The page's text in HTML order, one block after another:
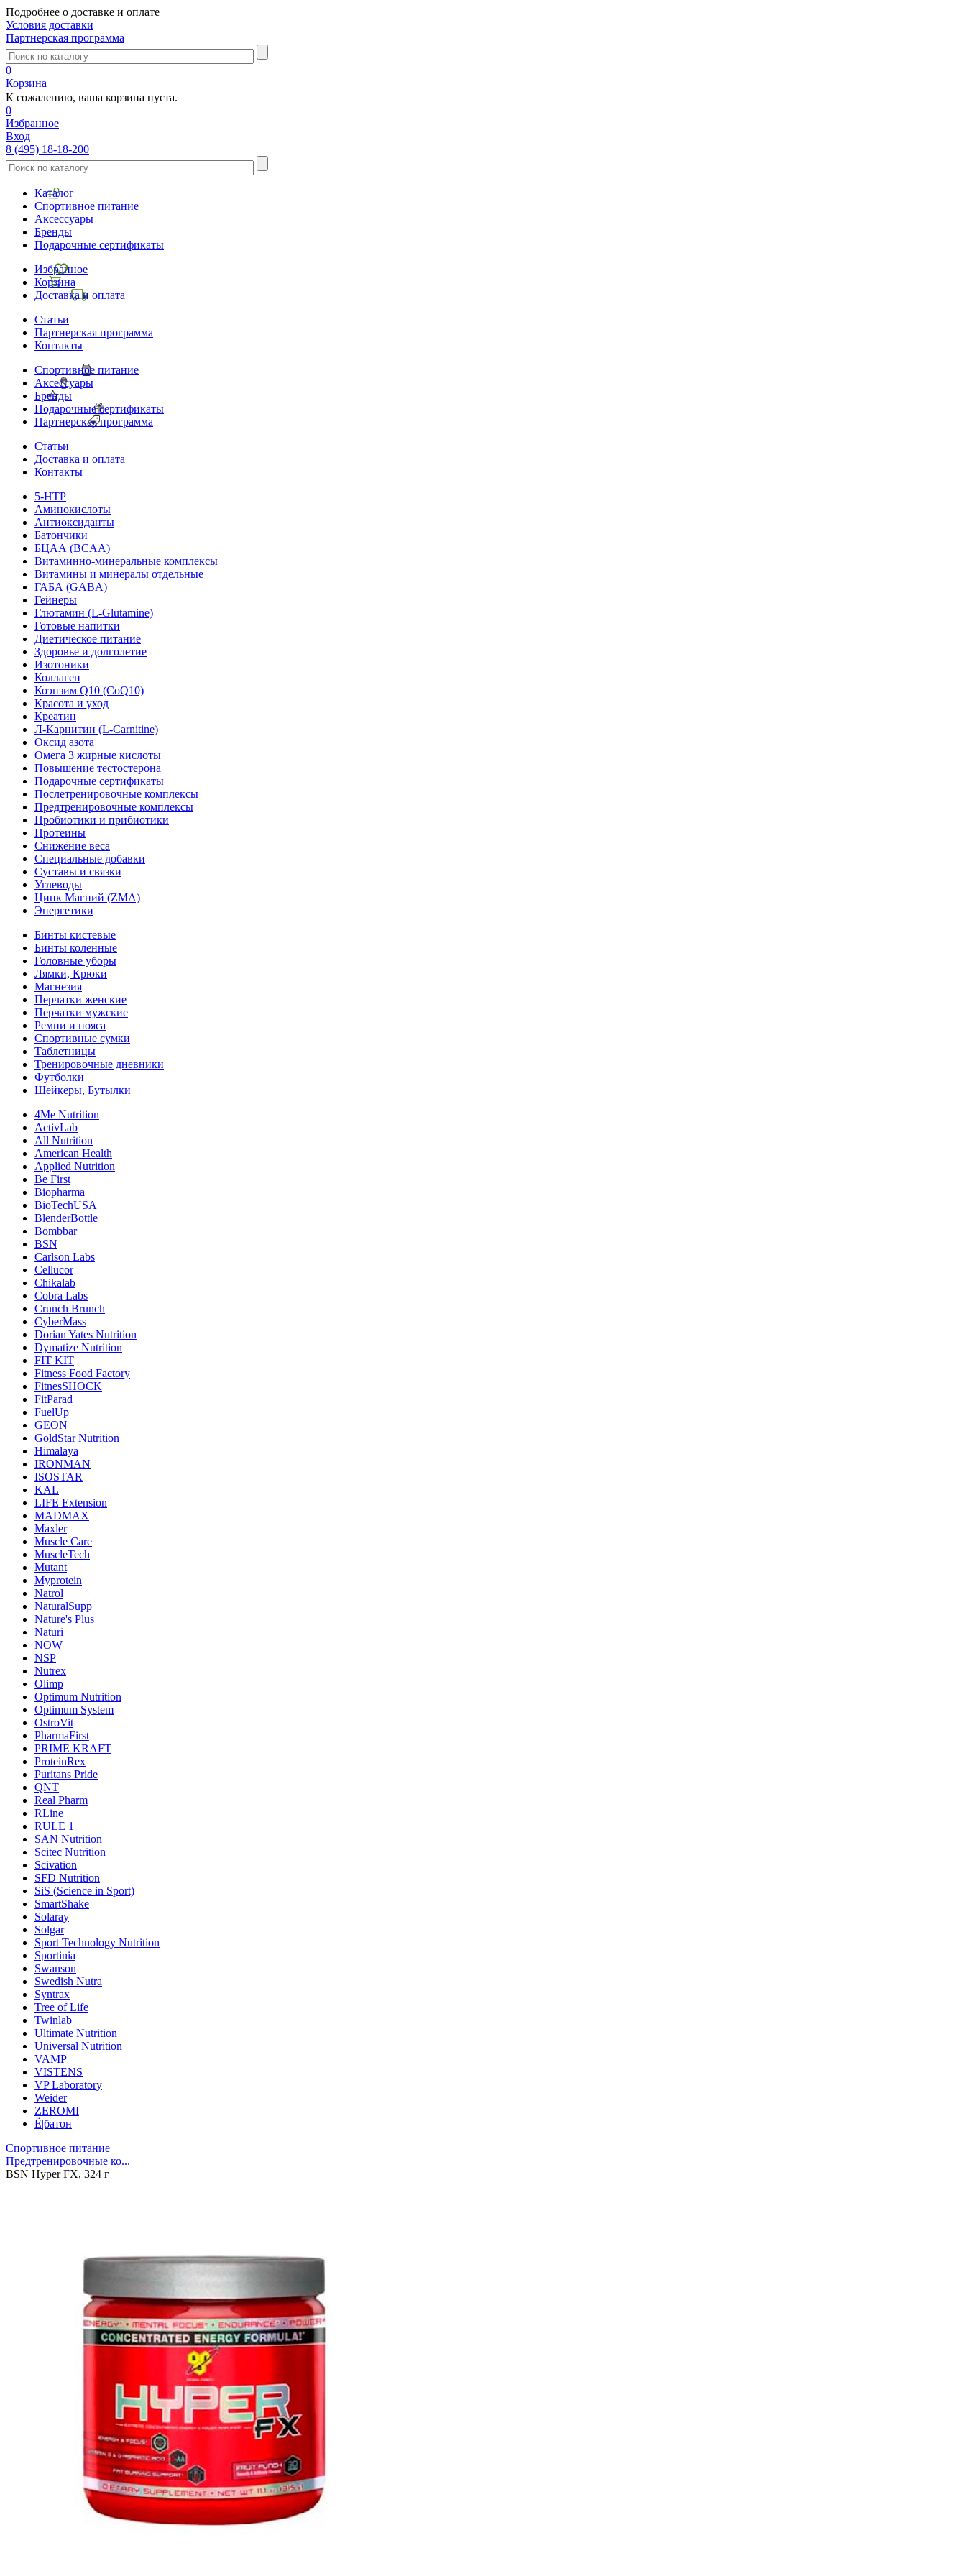
Подробнее о доставке и оплате
Условия доставки
Партнерская программа
0
Корзина
К сожалению, ваша корзина пуста.
0
Избранное
Вход
8 (495) 18-18-200
Каталог
Спортивное питание
Аксессуары
Бренды
Подарочные сертификаты
Избранное
Корзина
Доставка и оплата
Статьи
Партнерская программа
Контакты
Спортивное питание
Аксессуары
Бренды
Подарочные сертификаты
Партнерская программа
Статьи
Доставка и оплата
Контакты
5-HTP
Аминокислоты
Антиоксиданты
Батончики
БЦАА (BCAA)
Витаминно-минеральные комплексы
Витамины и минералы отдельные
ГАБА (GABA)
Гейнеры
Глютамин (L-Glutamine)
Готовые напитки
Диетическое питание
Здоровье и долголетие
Изотоники
Коллаген
Коэнзим Q10 (CoQ10)
Красота и уход
Креатин
Л-Карнитин (L-Сarnitine)
Оксид азота
Омега 3 жирные кислоты
Повышение тестостерона
Подарочные сертификаты
Послетренировочные комплексы
Предтренировочные комплексы
Пробиотики и прибиотики
Протеины
Снижение веса
Специальные добавки
Суставы и связки
Углеводы
Цинк Магний (ZMA)
Энергетики
Бинты кистевые
Бинты коленные
Головные уборы
Лямки, Крюки
Магнезия
Перчатки женские
Перчатки мужские
Ремни и пояса
Спортивные сумки
Таблетницы
Тренировочные дневники
Футболки
Шейкеры, Бутылки
4Me Nutrition
ActivLab
All Nutrition
American Health
Applied Nutrition
Be First
Biopharma
BioTechUSA
BlenderBottle
Bombbar
BSN
Carlson Labs
Cellucor
Chikalab
Cobra Labs
Crunch Brunch
CyberMass
Dorian Yates Nutrition
Dymatize Nutrition
FIT KIT
Fitness Food Factory
FitnesSHOCK
FitParad
FuelUp
GEON
GoldStar Nutrition
Himalaya
IRONMAN
ISOSTAR
KAL
LIFE Extension
MADMAX
Maxler
Muscle Care
MuscleTech
Mutant
Myprotein
Natrol
NaturalSupp
Nature's Plus
Naturi
NOW
NSP
Nutrex
Olimp
Optimum Nutrition
Optimum System
OstroVit
PharmaFirst
PRIME KRAFT
ProteinRex
Puritans Pride
QNT
Real Pharm
RLine
RULE 1
SAN Nutrition
Scitec Nutrition
Scivation
SFD Nutrition
SiS (Science in Sport)
SmartShake
Solaray
Solgar
Sport Technology Nutrition
Sportinia
Swanson
Swedish Nutra
Syntrax
Tree of Life
Twinlab
Ultimate Nutrition
Universal Nutrition
VAMP
VISTENS
VP Laboratory
Weider
ZEROMI
Ё|батон
Спортивное питание
Предтренировочные ко...
BSN Hyper FX, 324 г